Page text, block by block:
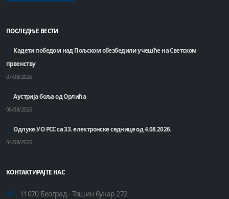
ПОСЛЕДЊЕ ВЕСТИ
Кадети победом над Пољском обезбедили учешће на Светском
првенству
07/08/2026
Аустрија боља од Орлића
06/08/2026
Одлуке УО РСС са 33. електронске седнице од 4.08.2026.
04/08/2026
КОНТАКТИРАЈТЕ НАС
11070 Београд - Тошин бунар 272